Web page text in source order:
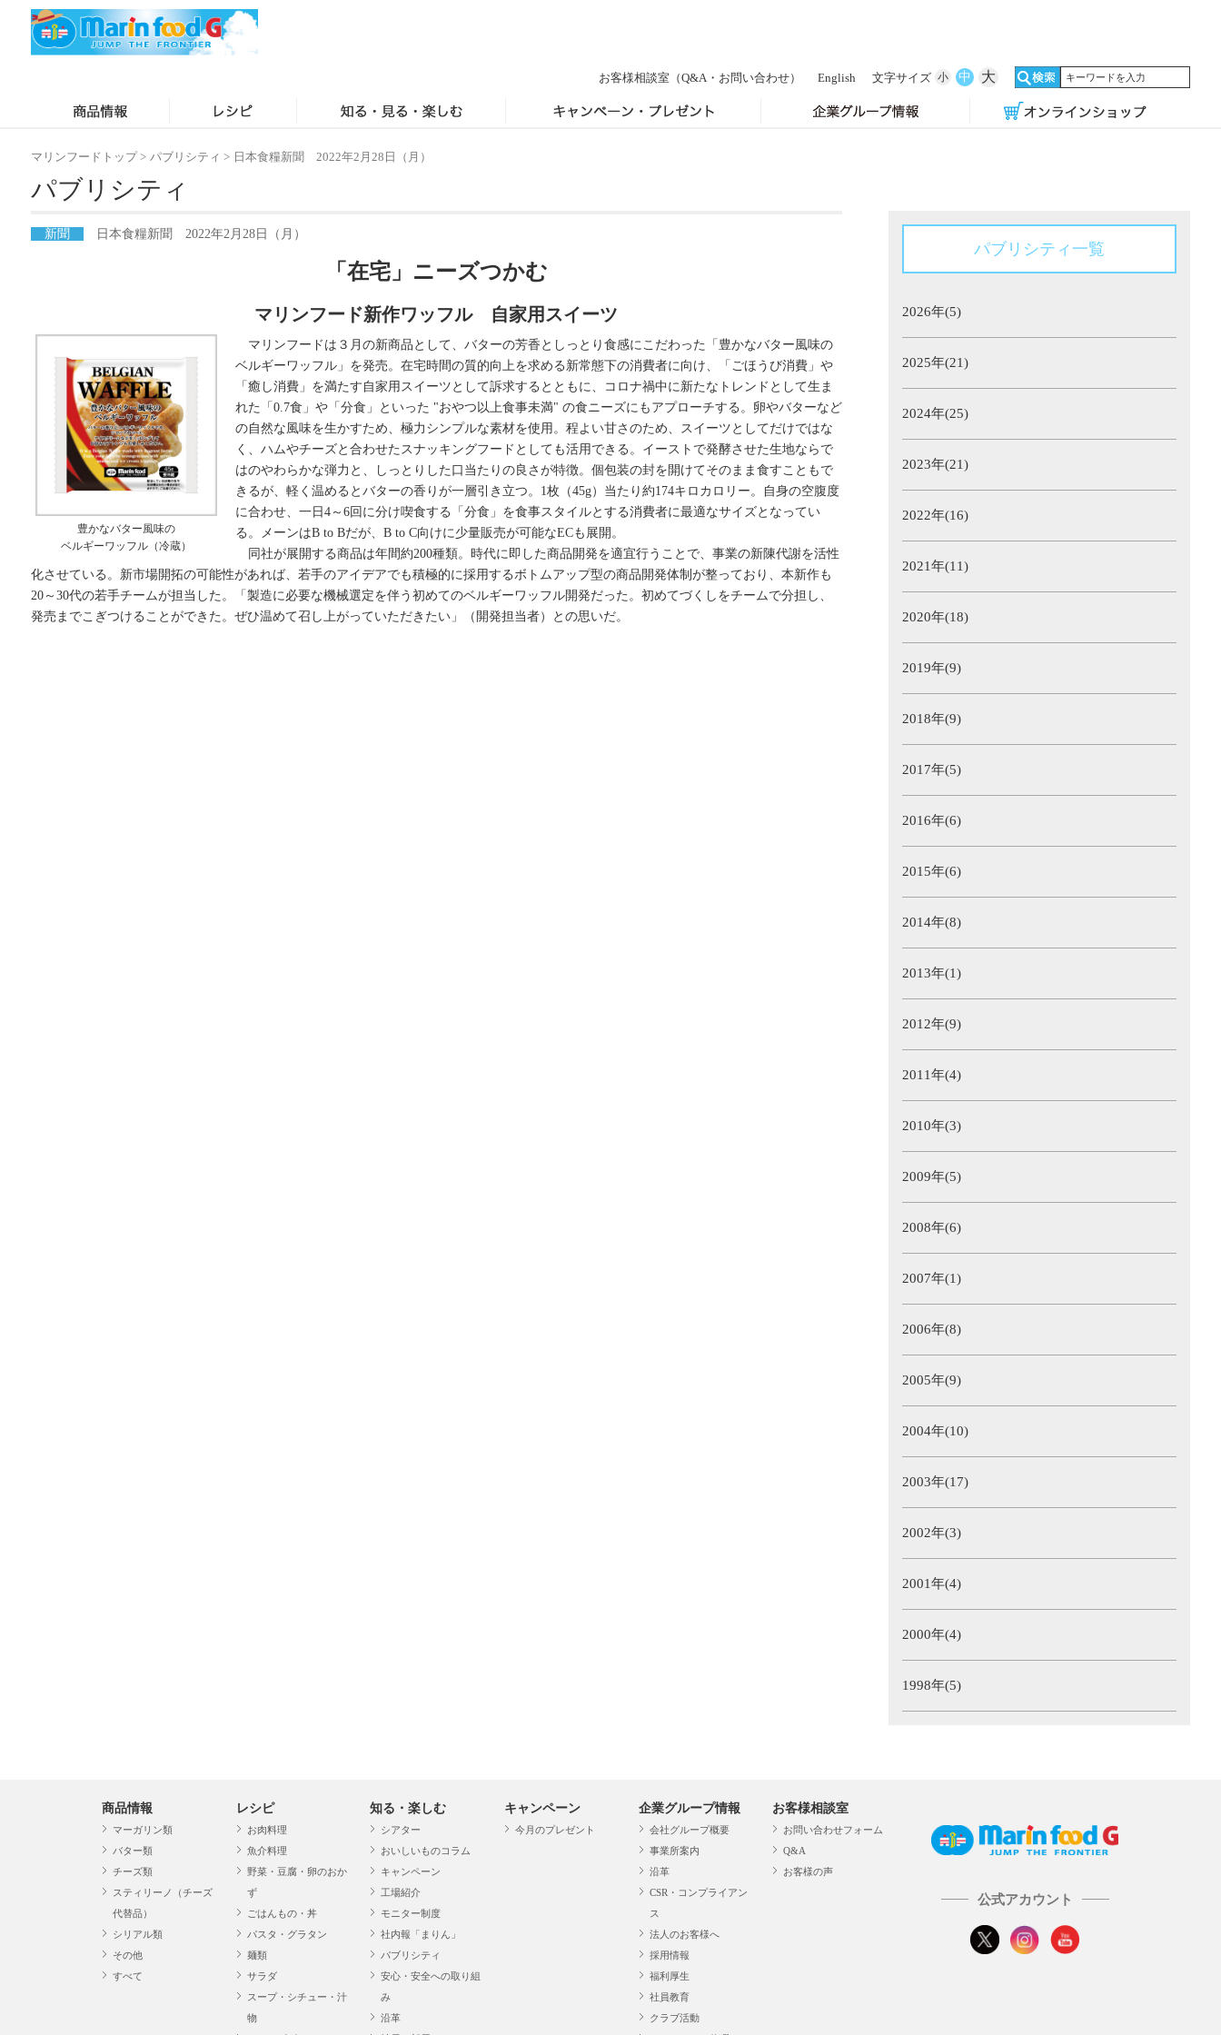
お客様相談室 （Q&A・お問い合わせ） English 文字サイズ 小 中 大
マリンフードトップ> パブリシティ > 日本食糧新聞 2022年2月28日（月）
パブリシティ
新聞 日本食糧新聞 2022年2月28日（月）
「在宅」ニーズつかむ
マリンフード新作ワッフル 自家用スイーツ
豊かなバター風味の
ベルギーワッフル（冷蔵）
マリンフードは３月の新商品として、バターの芳香としっとり食感にこだわった「豊かなバター風味の
ベルギーワッフル」を発売。在宅時間の質的向上を求める新常態下の消費者に向け、「ごほうび消費」や
「癒し消費」を満たす自家用スイーツとして訴求するとともに、コロナ禍中に新たなトレンドとして生ま
れた「0.7食」や「分食」といった "おやつ以上食事未満" の食ニーズにもアプローチする。卵やバターなど
の自然な風味を生かすため、極力シンプルな素材を使用。程よい甘さのため、スイーツとしてだけではな
く、ハムやチーズと合わせたスナッキングフードとしても活用できる。イーストで発酵させた生地ならで
はのやわらかな弾力と、しっとりした口当たりの良さが特徴。個包装の封を開けてそのまま食すこともで
きるが、軽く温めるとバターの香りが一層引き立つ。1枚（45g）当たり約174キロカロリー。自身の空腹度
に合わせ、一日4～6回に分け喫食する「分食」を食事スタイルとする消費者に最適なサイズとなってい
る。メーンはB to Bだが、B to C向けに少量販売が可能なECも展開。
同社が展開する商品は年間約200種類。時代に即した商品開発を適宜行うことで、事業の新陳代謝を活性
化させている。新市場開拓の可能性があれば、若手のアイデアでも積極的に採用するボトムアップ型の商品開発体制が整っており、本新作も
20～30代の若手チームが担当した。「製造に必要な機械選定を伴う初めてのベルギーワッフル開発だった。初めてづくしをチームで分担し、
発売までこぎつけることができた。ぜひ温めて召し上がっていただきたい」（開発担当者）との思いだ。
パブリシティ一覧
2026年(5)
2025年(21)
2024年(25)
2023年(21)
2022年(16)
2021年(11)
2020年(18)
2019年(9)
2018年(9)
2017年(5)
2016年(6)
2015年(6)
2014年(8)
2013年(1)
2012年(9)
2011年(4)
2010年(3)
2009年(5)
2008年(6)
2007年(1)
2006年(8)
2005年(9)
2004年(10)
2003年(17)
2002年(3)
2001年(4)
2000年(4)
1998年(5)
商品情報
マーガリン類
バター類
チーズ類
スティリーノ（チーズ
代替品）
シリアル類
その他
すべて
レシピ
お肉料理
魚介料理
野菜・豆腐・卵のおか
ず
ごはんもの・丼
パスタ・グラタン
麺類
サラダ
スープ・シチュー・汁
物
知る・楽しむ
シアター
おいしいものコラム
キャンペーン
工場紹介
モニター制度
社内報「まりん」
パブリシティ
安心・安全への取り組
み
沿革
キャンペーン
今月のプレゼント
企業グループ情報
会社グループ概要
事業所案内
沿革
CSR・コンプライアン
ス
法人のお客様へ
採用情報
福利厚生
社員教育
クラブ活動
お客様相談室
お問い合わせフォーム
Q&A
お客様の声
公式アカウント